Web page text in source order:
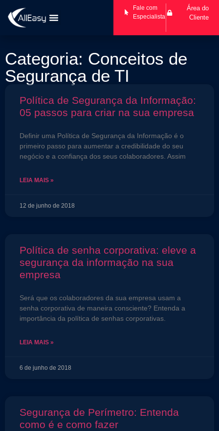
Fale com
Especialista
Área do
Cliente
Categoria: Conceitos de
Segurança de TI
Política de Segurança da Informação:
05 passos para criar na sua empresa
Definir uma Política de Segurança da Informação é o
primeiro passo para aumentar a credibilidade do seu
negócio e a confiança dos seus colaboradores. Assim
LEIA MAIS »
12 de junho de 2018
Política de senha corporativa: eleve a
segurança da informação na sua
empresa
Será que os colaboradores da sua empresa usam a
senha corporativa de maneira consciente? Entenda a
importância da política de senhas corporativas.
LEIA MAIS »
6 de junho de 2018
Segurança de Perímetro: Entenda
como é e como fazer